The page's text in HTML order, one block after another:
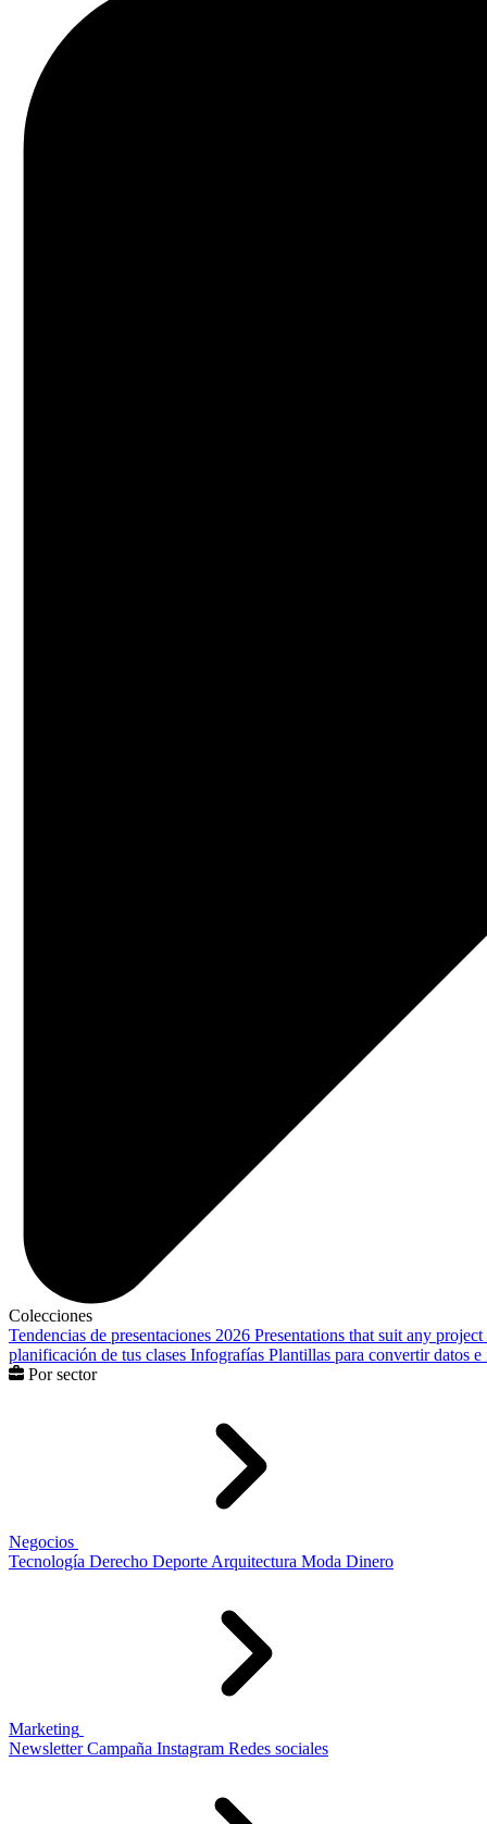
Colecciones
Tendencias de presentaciones 2026 Presentations that suit any project
planificación de tus clases Infografías Plantillas para convertir datos
Por sector
Negocios
Tecnología Derecho Deporte Arquitectura Moda Dinero
Marketing
Newsletter Campaña Instagram Redes sociales